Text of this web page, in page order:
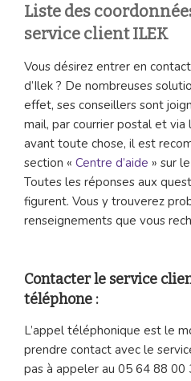
Liste des
service client ILEK
Vous désirez entrer en
d’Ilek ? De nombreuses
effet, ses conseillers sont
mail, par courrier postal et via
avant toute chose, il est
section « Centre d’aide » sur
Toutes les réponses aux
figurent. Vous y trouverez
renseignements que vous
Contacter le service
téléphone :
L’appel téléphonique est le
prendre contact avec le
pas à appeler au 05 64 88 00